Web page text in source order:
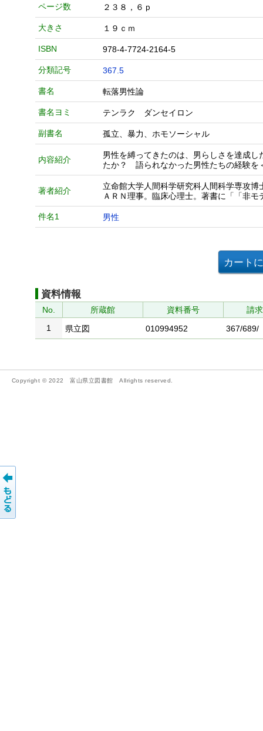
ページ数 ２３８，６ｐ
大きさ １９ｃｍ
ISBN 978-4-7724-2164-5
分類記号 367.5
書名 転落男性論
書名ヨミ テンラク ダンセイロン
副書名 孤立、暴力、ホモソーシャル
内容紹介
男性を縛ってきたのは、男らしさを達成
たか？ 語られなかった男性たちの経験を
著者紹介
立命館大学人間科学研究科人間科学専攻
ＡＲＮ理事。臨床心理士。著書に「「非
件名1 男性
資料情報
No. 所蔵館 資料番号
請
1
県立図 010994952 367/689/
Copyright © 2022 富山県立図書館 Allrights reserved.